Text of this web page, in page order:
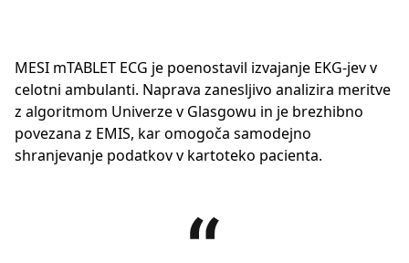
MESI mTABLET ECG je poenostavil izvajanje EKG-jev v
celotni ambulanti. Naprava zanesljivo analizira meritve
z algoritmom Univerze v Glasgowu in je brezhibno
povezana z EMIS, kar omogoča samodejno
shranjevanje podatkov v kartoteko pacienta.